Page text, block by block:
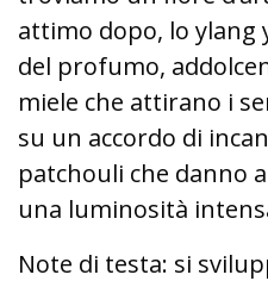
attimo dopo, lo ylang
del profumo,
miele che attirano i
su un accordo di
patchouli che danno
una luminosità
Note di testa: si